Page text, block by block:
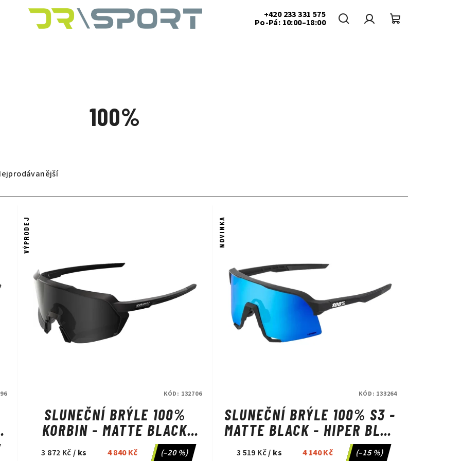
+420 233 331 575
Po-Pá: 10:00–18:00
100%
VÝPRODEJ
SLUNEČNÍ BRÝLE 100%
KORBIN - MATTE BLACK
GLOSS BLACK/BLACK
3 872 Kč/ ks 4 840 Kč
(–20 %)
KÓD: 132706
NOVINKA
SLUNEČNÍ BRÝLE 100% S3 -
MATTE BLACK - HIPER BLUE
MULTILAYER MIRROR LENS
3 519 Kč/ ks 4 140 Kč
(–15 %)
KÓD: 133264